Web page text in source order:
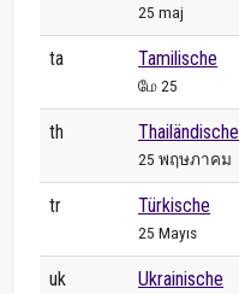
25 maj
ta Tamilische
மே 25
th Thailändische
25 พฤษภาคม
tr Türkische
25 Mayıs
uk Ukrainische